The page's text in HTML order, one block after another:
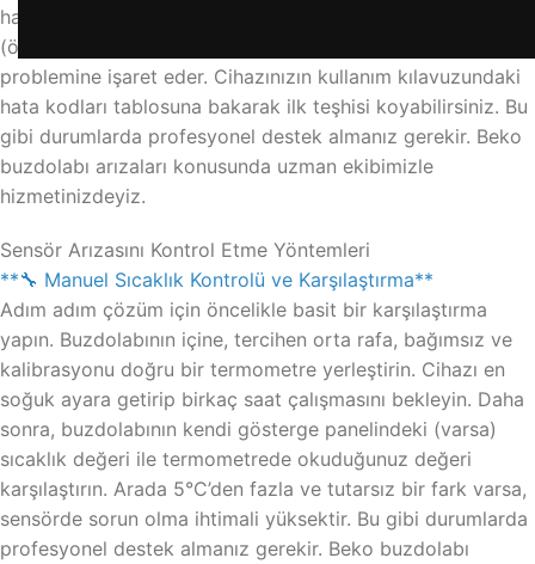
harfi ile başlayan ve yanında rakamlar olan kodlar
(örneğin, E1, E3, F1, F3 gibi) sıklıkla sıcaklık sensörü
problemine işaret eder. Cihazınızın kullanım kılavuzundaki
hata kodları tablosuna bakarak ilk teşhisi koyabilirsiniz. Bu
gibi durumlarda profesyonel destek almanız gerekir. Beko
buzdolabı arızaları konusunda uzman ekibimizle
hizmetinizdeyiz.
Sensör Arızasını Kontrol Etme Yöntemleri
**🔧 Manuel Sıcaklık Kontrolü ve Karşılaştırma**
Adım adım çözüm için öncelikle basit bir karşılaştırma
yapın. Buzdolabının içine, tercihen orta rafa, bağımsız ve
kalibrasyonu doğru bir termometre yerleştirin. Cihazı en
soğuk ayara getirip birkaç saat çalışmasını bekleyin. Daha
sonra, buzdolabının kendi gösterge panelindeki (varsa)
sıcaklık değeri ile termometrede okuduğunuz değeri
karşılaştırın. Arada 5°C’den fazla ve tutarsız bir fark varsa,
sensörde sorun olma ihtimali yüksektir. Bu gibi durumlarda
profesyonel destek almanız gerekir. Beko buzdolabı